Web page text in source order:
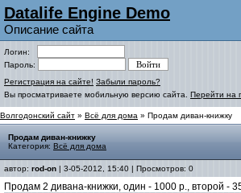
Datalife Engine Demo
Описание сайта
Логин:
Пароль:
Регистрация на сайте! Забыли пароль?
Вы просматриваете мобильную версию сайта. Перейти на
Волгодонский сайт » Всё для дома » Продам диван-книжку
Продам диван-книжку
Категория: Всё для дома
автор: rod-on | 3-05-2012, 15:40 | Просмотров: 0
Продам 2 дивана-книжки, один - 1000 р., второй -